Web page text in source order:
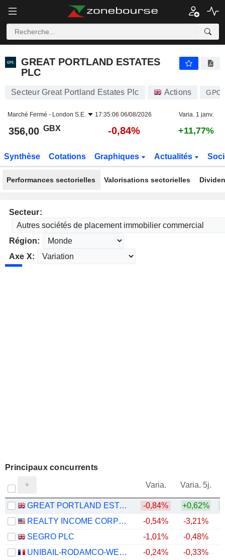
-0,84%
GREAT PORTLAND ESTATES
PLC
Secteur Great Portland Estates Plc Actions
Marché Fermé - London S.E. 17:35:06 06/08/2026 Varia. 1 janv.
356,00 GBX -0,84% +11,77%
Synthèse Cotations Graphiques Actualités
Performances sectorielles Valorisations sectorielles
Secteur:
Région:
Axe X:
Principaux concurrents
Varia. Varia. 5j.
GREAT PORTLAND ESTATES PLC
-0,84% +0,62%
REALTY INCOME CORPORATION
-0,54% -3,21%
SEGRO PLC
-1,01% -0,48%
UNIBAIL-RODAMCO-WESTFIELD SE
-0,24% -0,33%